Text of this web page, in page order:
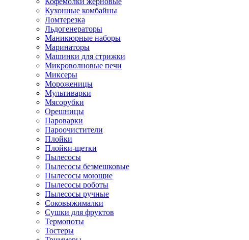
Кухонные комбайны
Ломтерезка
Льдогенераторы
Маникюрные наборы
Маринаторы
Машинки для стрижки
Микроволновые печи
Миксеры
Мороженицы
Мультиварки
Мясорубки
Орешницы
Пароварки
Пароочистители
Плойки
Плойки-щетки
Пылесосы
Пылесосы безмешковые
Пылесосы моющие
Пылесосы роботы
Пылесосы ручные
Соковыжималки
Сушки для фруктов
Термопоты
Тостеры